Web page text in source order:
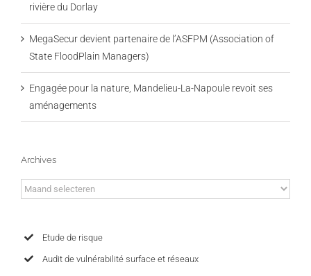
rivière du Dorlay
MegaSecur devient partenaire de l’ASFPM (Association of
State FloodPlain Managers)
Engagée pour la nature, Mandelieu-La-Napoule revoit ses
aménagements
Archives
Archives
Etude de risque
Audit de vulnérabilité surface et réseaux